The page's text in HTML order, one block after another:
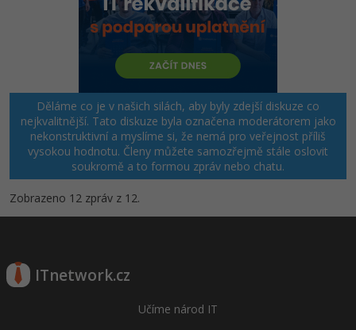
Děláme co je v našich silách, aby byly zdejší diskuze co
nejkvalitnější. Tato diskuze byla označena moderátorem jako
nekonstruktivní a myslíme si, že nemá pro veřejnost příliš
vysokou hodnotu. Členy můžete samozřejmě stále oslovit
soukromě a to formou zpráv nebo chatu.
Zobrazeno 12 zpráv z 12.
ITnetwork.cz
Učíme národ IT